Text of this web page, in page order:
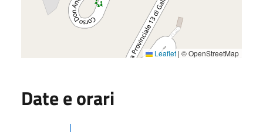
Leaflet | © OpenStreetMap
Date e orari